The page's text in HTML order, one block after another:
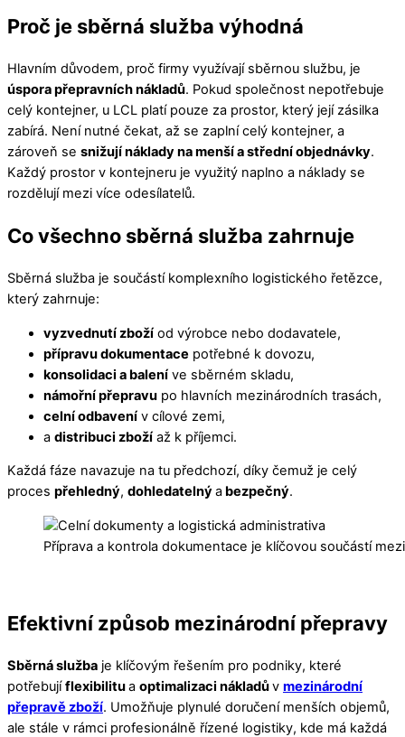
Proč je sběrná služba výhodná
Hlavním důvodem, proč firmy využívají sběrnou službu, je
úspora přepravních nákladů. Pokud společnost nepotřebuje
celý kontejner, u LCL platí pouze za prostor, který její zásilka
zabírá. Není nutné čekat, až se zaplní celý kontejner, a
zároveň se snižují náklady na menší a střední objednávky.
Každý prostor v kontejneru je využitý naplno a náklady se
rozdělují mezi více odesílatelů.
Co všechno sběrná služba zahrnuje
Sběrná služba je součástí komplexního logistického řetězce,
který zahrnuje:
vyzvednutí zboží od výrobce nebo dodavatele,
přípravu dokumentace potřebné k dovozu,
konsolidaci a balení ve sběrném skladu,
námořní přepravu po hlavních mezinárodních trasách,
celní odbavení v cílové zemi,
a distribuci zboží až k příjemci.
Každá fáze navazuje na tu předchozí, díky čemuž je celý
proces přehledný, dohledatelnýa bezpečný.
Příprava a kontrola dokumentace je klíčovou součástí
Efektivní způsob mezinárodní přepravy
Sběrná služba je klíčovým řešením pro podniky, které
potřebujíflexibilitua optimalizaci nákladův mezinárodní
přepravě zboží. Umožňuje plynulé doručení menších objemů,
ale stále v rámci profesionálně řízené logistiky, kde má každá